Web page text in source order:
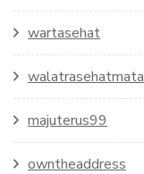
wartasehat
walatrasehatmata
majuterus99
owntheaddress